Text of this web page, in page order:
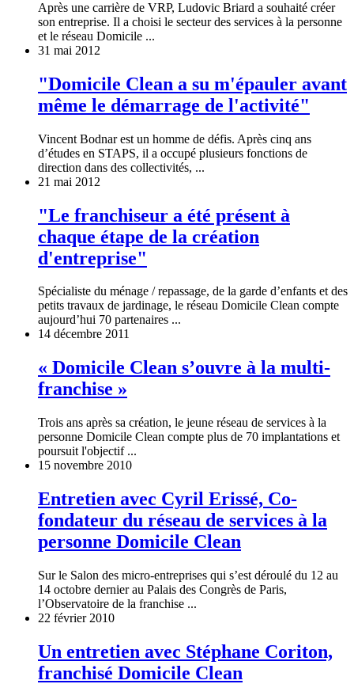
Après une carrière de VRP, Ludovic Briard a souhaité créer
son entreprise. Il a choisi le secteur des services à la personne
et le réseau Domicile ...
31 mai 2012
"Domicile Clean a su m'épauler avant
même le démarrage de l'activité"
Vincent Bodnar est un homme de défis. Après cinq ans
d’études en STAPS, il a occupé plusieurs fonctions de
direction dans des collectivités, ...
21 mai 2012
"Le franchiseur a été présent à
chaque étape de la création
d'entreprise"
Spécialiste du ménage / repassage, de la garde d’enfants et des
petits travaux de jardinage, le réseau Domicile Clean compte
aujourd’hui 70 partenaires ...
14 décembre 2011
« Domicile Clean s’ouvre à la multi-
franchise »
Trois ans après sa création, le jeune réseau de services à la
personne Domicile Clean compte plus de 70 implantations et
poursuit l'objectif ...
15 novembre 2010
Entretien avec Cyril Erissé, Co-
fondateur du réseau de services à la
personne Domicile Clean
Sur le Salon des micro-entreprises qui s’est déroulé du 12 au
14 octobre dernier au Palais des Congrès de Paris,
l’Observatoire de la franchise ...
22 février 2010
Un entretien avec Stéphane Coriton,
franchisé Domicile Clean